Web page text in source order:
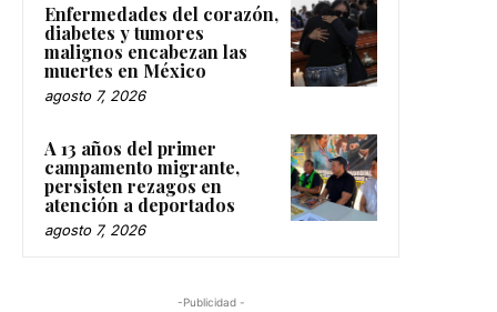
Enfermedades del corazón,
diabetes y tumores
malignos encabezan las
muertes en México
agosto 7, 2026
A 13 años del primer
campamento migrante,
persisten rezagos en
atención a deportados
agosto 7, 2026
-Publicidad -